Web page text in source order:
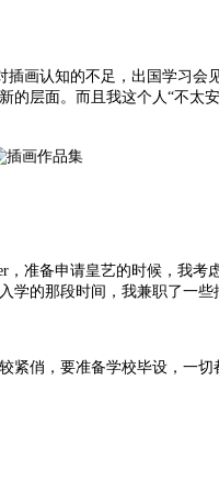
画认知的不足，出国学习
层面。而且我这个人“不
准备申请皇艺的时候，我
的那段时间，我兼职了一些
俏，要准备学校毕设，一切